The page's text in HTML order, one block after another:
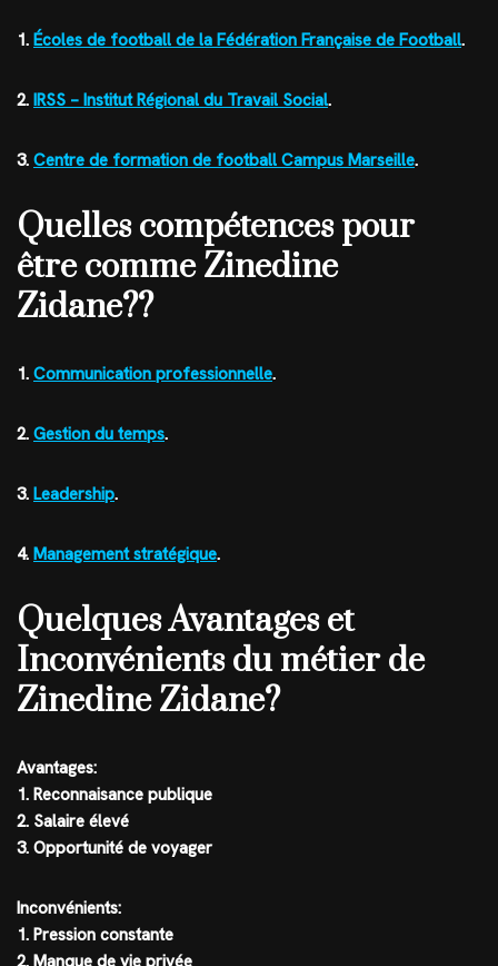
1. Écoles de football de la Fédération Française de Football.
2. IRSS – Institut Régional du Travail Social.
3. Centre de formation de football Campus Marseille.
Quelles compétences pour
être comme Zinedine
Zidane??
1. Communication professionnelle.
2. Gestion du temps.
3. Leadership.
4. Management stratégique.
Quelques Avantages et
Inconvénients du métier de
Zinedine Zidane?
Avantages:
1. Reconnaisance publique
2. Salaire élevé
3. Opportunité de voyager
Inconvénients:
1. Pression constante
2. Manque de vie privée